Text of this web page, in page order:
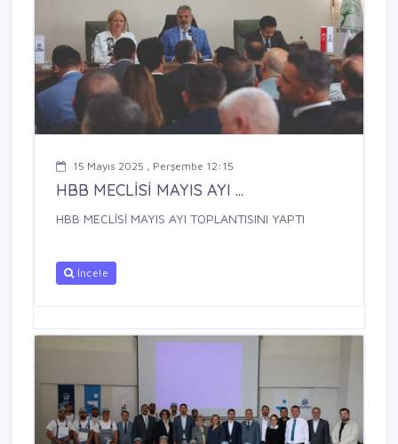
15 Mayıs 2025 , Perşembe 12:15
HBB MECLİSİ MAYIS AYI ...
HBB MECLİSİ MAYIS AYI TOPLANTISINI YAPTI
İncele